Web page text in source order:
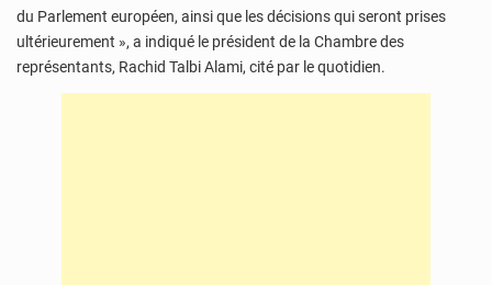
du Parlement européen, ainsi que les décisions qui seront prises
ultérieurement », a indiqué le président de la Chambre des
représentants, Rachid Talbi Alami, cité par le quotidien.